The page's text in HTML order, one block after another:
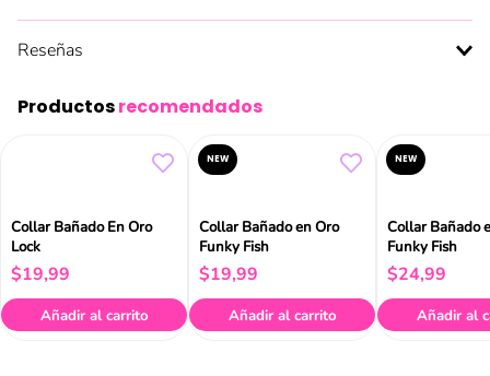
Reseñas
Productosrecomendados
Collar Bañado En Oro
Lock
$19,99
Añadir al carrito
NEW
Collar Bañado en Oro
Funky Fish
$19,99
Añadir al carrito
NEW
Collar Bañado
Funky Fish
$24,99
Añadir al